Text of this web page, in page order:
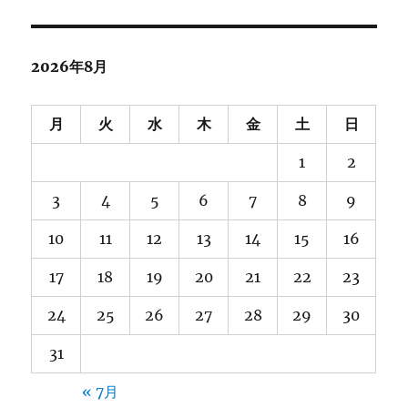
2026年8月
月 火 水 木 金 土 日
1 2
3 4 5 6 7 8 9
10 11 12 13 14 15 16
17 18 19 20 21 22 23
24 25 26 27 28 29 30
31
« 7月